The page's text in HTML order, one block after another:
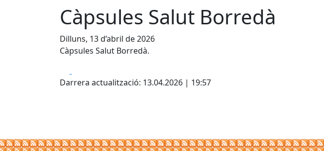
Càpsules Salut Borredà
Dilluns, 13 d’abril de 2026
Càpsules Salut Borredà.
Darrera actualització: 13.04.2026 | 19:57